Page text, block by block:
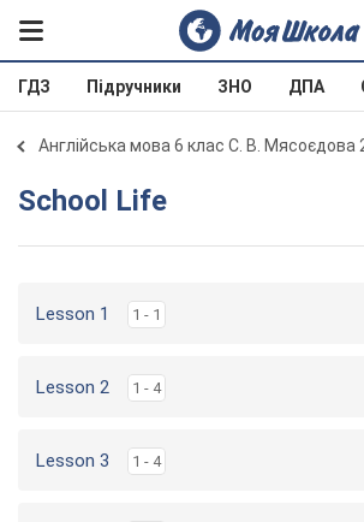
ГДЗ Підручники ЗНО ДПА
Англійська мова 6 клас С. В. Мясоєдова
School Life
Lesson 1 1 - 1
Lesson 2 1 - 4
Lesson 3 1 - 4